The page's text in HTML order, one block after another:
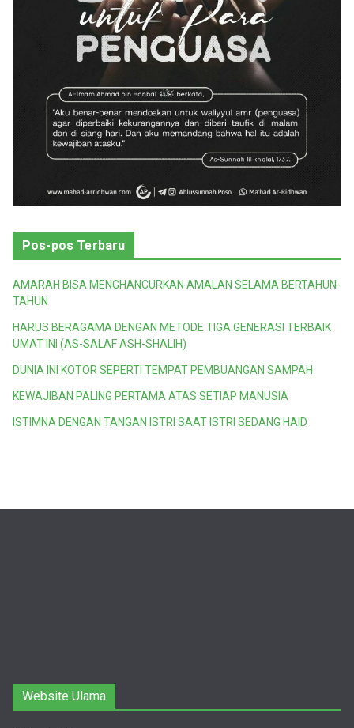
Pos-pos Terbaru
AMARAH BISA MENGHANCURKAN AMALAN SELAMA BERTAHUN-
TAHUN
HARUS BERAGAMA DENGAN METODE TIGA GENERASI TERBAIK
UMAT INI (AS-SALAF ASH-SHALIH)
DUNIA INI KOTOR SEPERTI TEMPAT PEMBUANGAN SAMPAH
KEWAJIBAN PALING PERTAMA ATAS SETIAP MANUSIA
ISTIMNA DENGAN TANGAN ISTRI SAAT ISTRI SEDANG HAID
Website Ulama